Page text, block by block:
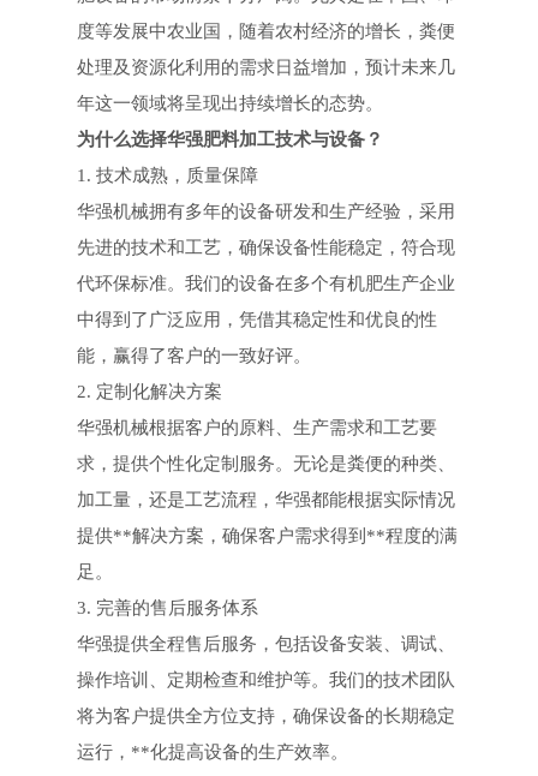
度等发展中农业国，随着农村经济的增长，粪便
处理及资源化利用的需求日益增加，预计未来几
年这一领域将呈现出持续增长的态势。
为什么选择华强肥料加工技术与设备？
1. 技术成熟，质量保障
华强机械拥有多年的设备研发和生产经验，采用
先进的技术和工艺，确保设备性能稳定，符合现
代环保标准。我们的设备在多个有机肥生产企业
中得到了广泛应用，凭借其稳定性和优良的性
能，赢得了客户的一致好评。
2. 定制化解决方案
华强机械根据客户的原料、生产需求和工艺要
求，提供个性化定制服务。无论是粪便的种类、
加工量，还是工艺流程，华强都能根据实际情况
提供**解决方案，确保客户需求得到**程度的满
足。
3. 完善的售后服务体系
华强提供全程售后服务，包括设备安装、调试、
操作培训、定期检查和维护等。我们的技术团队
将为客户提供全方位支持，确保设备的长期稳定
运行，**化提高设备的生产效率。